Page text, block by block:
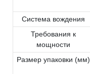
Система вождения
Требования к
мощности
Размер упаковки (мм)